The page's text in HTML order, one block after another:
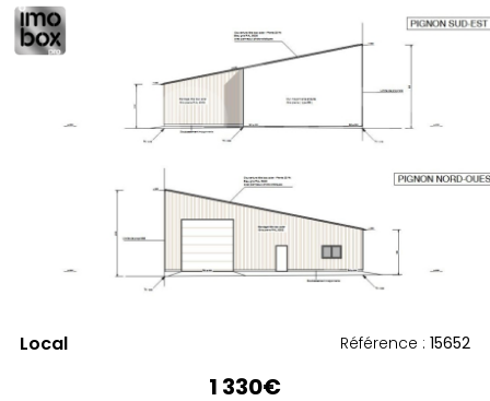
Local Référence :15652
1 330€